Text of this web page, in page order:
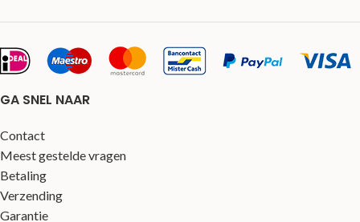
GA SNEL NAAR
Contact
Meest gestelde vragen
Betaling
Verzending
Garantie